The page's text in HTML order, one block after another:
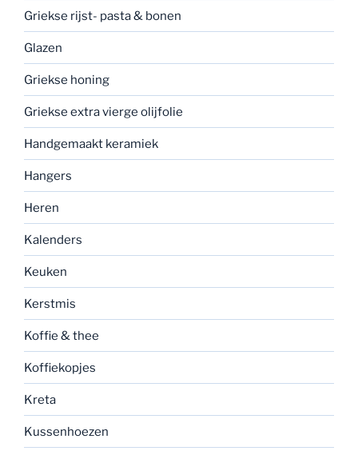
Griekse rijst- pasta & bonen
Glazen
Griekse honing
Griekse extra vierge olijfolie
Handgemaakt keramiek
Hangers
Heren
Kalenders
Keuken
Kerstmis
Koffie & thee
Koffiekopjes
Kreta
Kussenhoezen